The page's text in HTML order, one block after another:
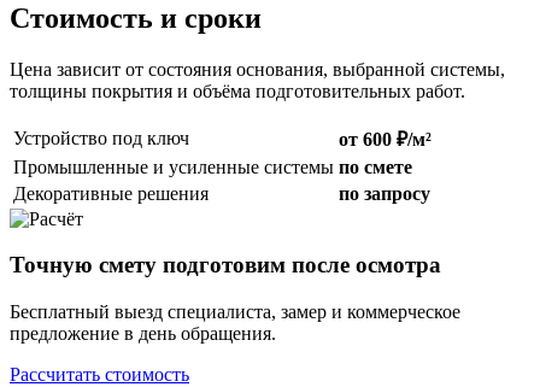
Стоимость и сроки
Цена зависит от состояния основания, выбранной системы,
толщины покрытия и объёма подготовительных работ.
Устройство под ключ
от 600 ₽/м²
Промышленные и усиленные системы по смете
Декоративные решения
по запросу
Точную смету подготовим после осмотра
Бесплатный выезд специалиста, замер и коммерческое
предложение в день обращения.
Рассчитать стоимость